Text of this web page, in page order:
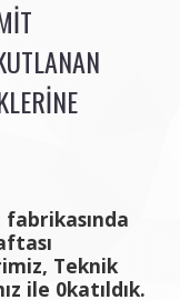
Teknik
ile 0katıldık.